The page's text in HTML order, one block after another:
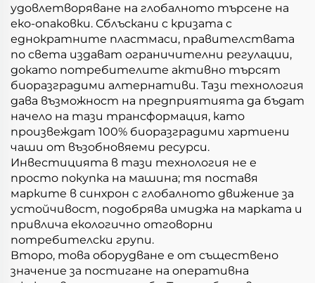
удовлетворяване на глобалното търсене на
еко-опаковки. Сблъскани с кризата с
еднократните пластмаси, правителствата
по света издават ограничителни регулации,
докато потребителите активно търсят
биоразградими алтернативи. Тази технология
дава възможност на предприятията да бъдат
начело на тази трансформация, като
произвеждат 100% биоразградими хартиени
чаши от възобновяеми ресурси.
Инвестицията в тази технология не е
просто покупка на машина; тя поставя
марките в синхрон с глобалното движение за
устойчивост, подобрява имиджа на марката и
привлича екологично отговорни
потребителски групи.
Второ, това оборудване е от съществено
значение за постигане на оперативна